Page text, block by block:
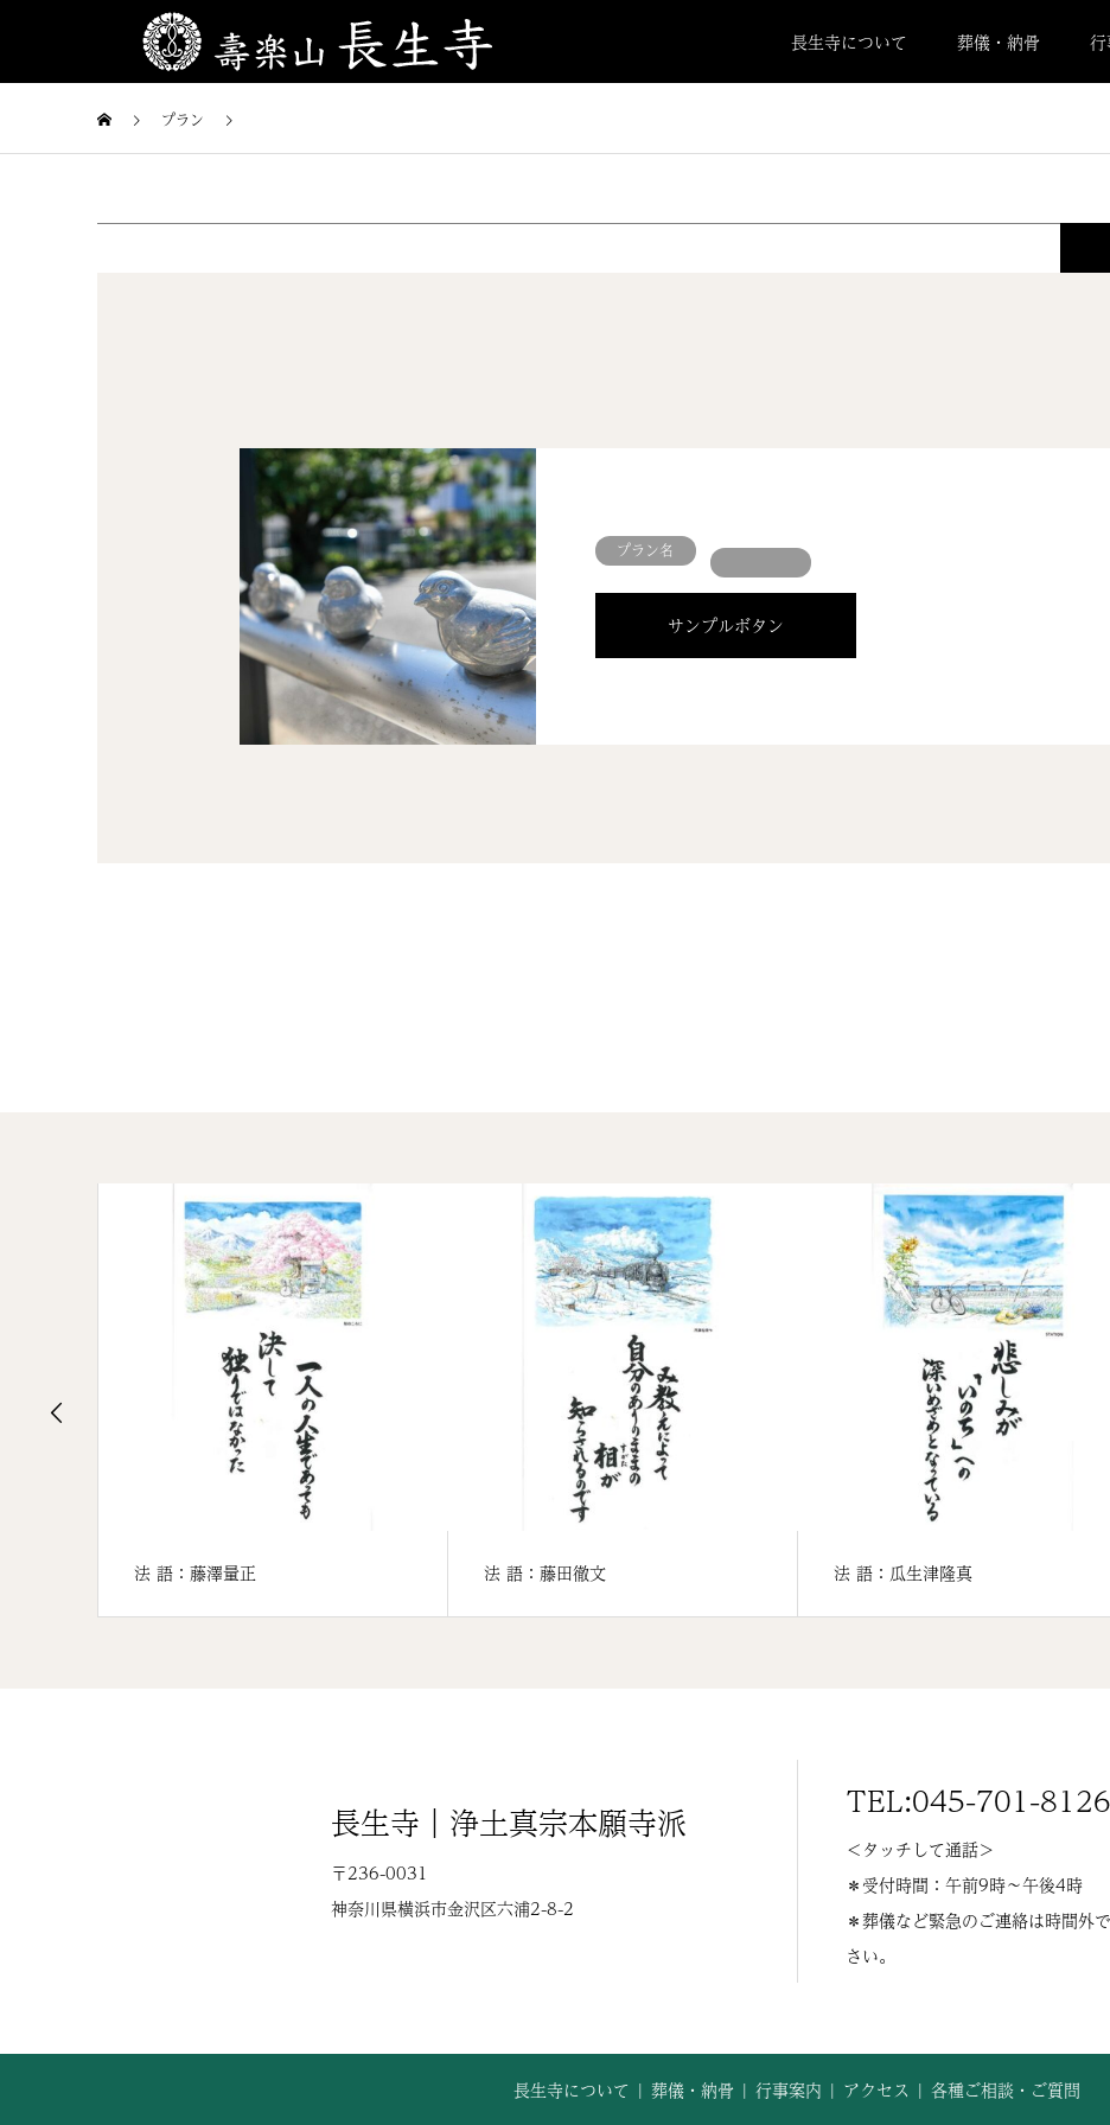
長生寺について 葬儀・納骨
プラン
プラン名
サンプルボタン
法 語：藤澤量正 法 語：藤田徹文 法 語：瓜生津隆真
長生寺｜浄土真宗本願寺派
〒236-0031
神奈川県横浜市金沢区六浦2-8-2
TEL:045-701-8126
＜タッチして通話＞
＊受付時間：午前9時〜午後4時
＊葬儀など緊急のご連絡は時間外
さい。
長生寺について 葬儀・納骨 行事案内 アクセス 各種ご相談・ご質問